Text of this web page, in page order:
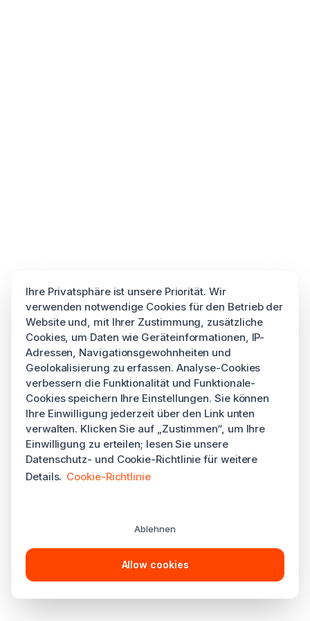
Ihre Privatsphäre ist unsere Priorität. Wir
verwenden notwendige Cookies für den Betrieb der
Website und, mit Ihrer Zustimmung, zusätzliche
Cookies, um Daten wie Geräteinformationen, IP-
Adressen, Navigationsgewohnheiten und
Geolokalisierung zu erfassen. Analyse-Cookies
verbessern die Funktionalität und Funktionale-
Cookies speichern Ihre Einstellungen. Sie können
Ihre Einwilligung jederzeit über den Link unten
verwalten. Klicken Sie auf „Zustimmen“, um Ihre
Einwilligung zu erteilen; lesen Sie unsere
Datenschutz- und Cookie-Richtlinie für weitere
Details. Cookie-Richtlinie
Ablehnen
Allow cookies